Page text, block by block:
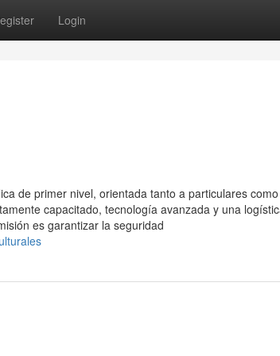
Login
de primer nivel, orientada tanto a particulares
capacitado, tecnología avanzada y una
es garantizar la seguridad